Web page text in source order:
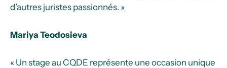
d’autres juristes passionnés. »
Mariya Teodosieva
« Un stage au CQDE représente une occasion unique